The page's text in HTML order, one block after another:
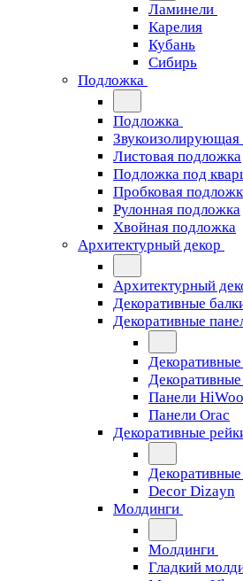
Ламинели
Карелия
Кубань
Сибирь
Подложка
Подложка
Листовая подложка
Подложка под
Пробковая
Рулонная подложка
Хвойная подложка
Архитектурный декор
Архитектурный
Декоративные
Декоративные
Панели
Панели Orac
Декоративные
Decor Dizayn
Молдинги
Молдинги
Гладкий